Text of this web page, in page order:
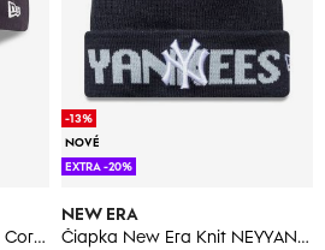
Čiapka New Era 920 MLB Core Classic NEYYAN
NEW ERA
Čiapka New Era Knit NEYYAN modrá
-13%
NOVÉ
EXTRA -20%